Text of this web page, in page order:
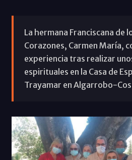
La hermana Franciscana de
Corazones, Carmen María,
experiencia tras realizar
espirituales en la Casa de
Trayamar en Algarrobo-